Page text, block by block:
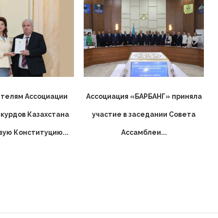
Ассоциации
Казахстана
Конституцию...
Ассоциация «БАРБАНГ» приняла
участие в заседании Совета
Ассамблеи...